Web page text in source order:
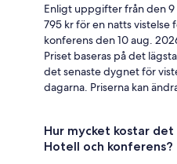
Enligt uppgifter från den
795 kr för en natts vistelse
konferens den 10 aug.
Priset baseras på det
det senaste dygnet för
dagarna. Priserna kan
Hur mycket kostar
Hotell och konferens?